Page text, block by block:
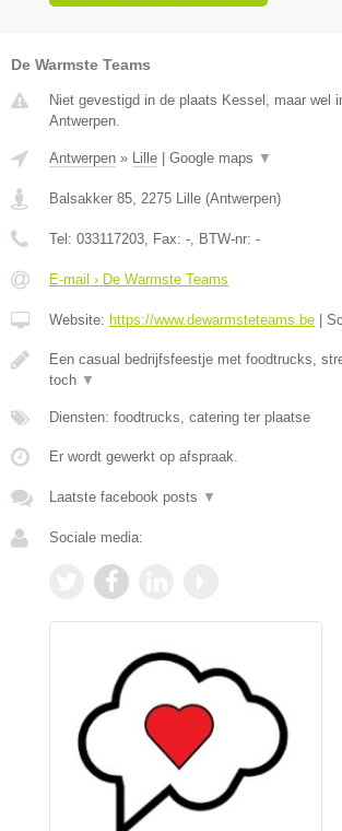
De Warmste Teams
Niet gevestigd in de plaats Kessel, maar wel
Antwerpen.
Antwerpen » Lille Google maps ▼
Balsakker 85 2275 Lille (Antwerpen)
Tel: 033117203 , Fax: - , BTW-nr: -
E-mail › De Warmste Teams
Website: https://www.dewarmsteteams.be
Een casual bedrijfsfeestje met foodtrucks,
toch ▼
Diensten: foodtrucks, catering ter plaatse
Er wordt gewerkt op afspraak.
Laatste facebook posts ▼
Sociale media: